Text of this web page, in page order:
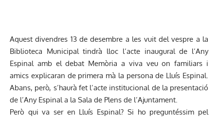
Aquest divendres 13 de desembre a les vuit del vespre a la
Biblioteca Municipal tindrà lloc l’acte inaugural de l’Any
Espinal amb el debat Memòria a viva veu on familiars i
amics explicaran de primera mà la persona de Lluís Espinal.
Abans, però, s’haurà fet l’acte institucional de la presentació
de l’Any Espinal a la Sala de Plens de l’Ajuntament.
Però qui va ser en Lluís Espinal? Si ho preguntéssim pel